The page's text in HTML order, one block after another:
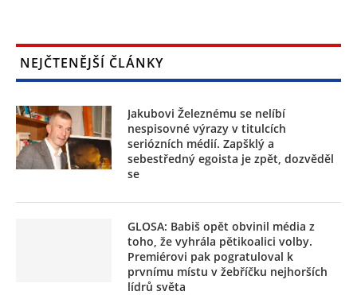
NEJČTENĚJŠÍ ČLÁNKY
Jakubovi Železnému se nelíbí
nespisovné výrazy v titulcích
seriózních médií. Zapšklý a
sebestředný egoista je zpět, dozvěděl
se
GLOSA: Babiš opět obvinil média z
toho, že vyhrála pětikoalici volby.
Premiérovi pak pogratuloval k
prvnímu místu v žebříčku nejhorších
lídrů světa